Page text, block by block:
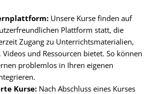
Unsere Kurse finden auf
Plattform statt, die
Zugang zu Unterrichtsmaterialien,
Videos und Ressourcen bietet. So können
problemlos in Ihren eigenen
Kurse: Nach Abschluss eines Kurses